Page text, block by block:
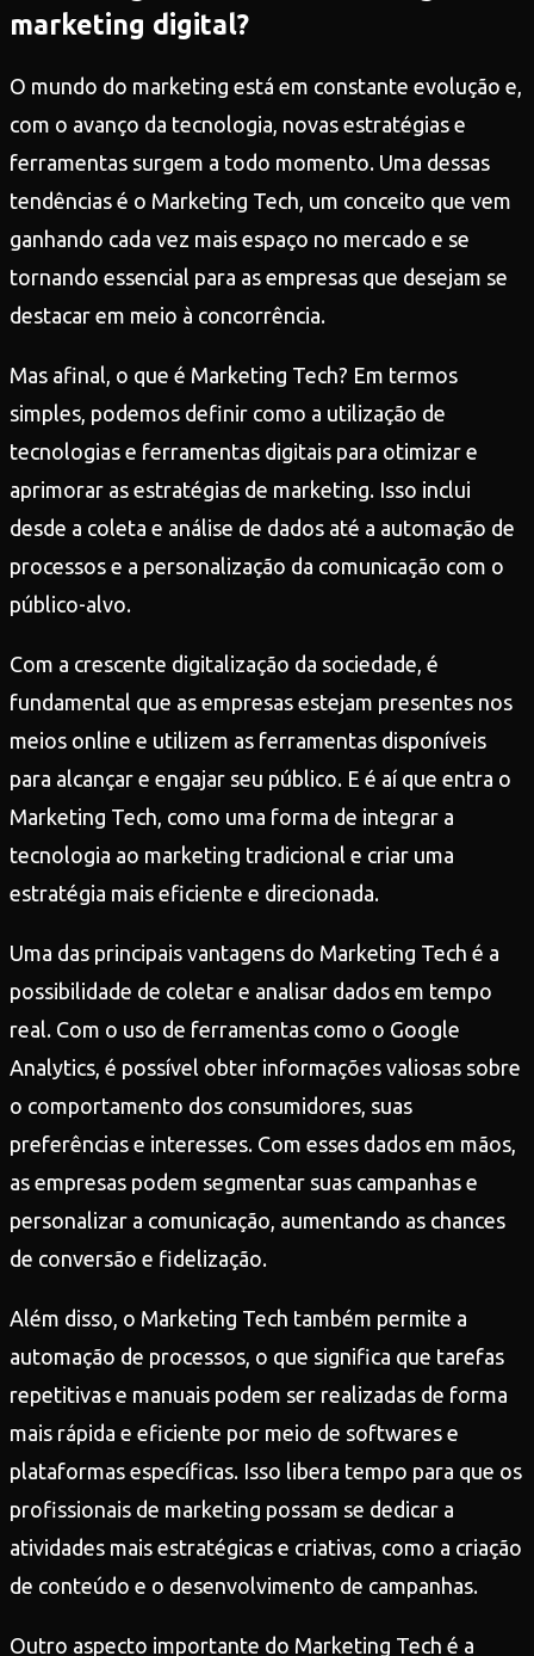
marketing digital?
O mundo do marketing está em constante evolução e,
com o avanço da tecnologia, novas estratégias e
ferramentas surgem a todo momento. Uma dessas
tendências é o Marketing Tech, um conceito que vem
ganhando cada vez mais espaço no mercado e se
tornando essencial para as empresas que desejam se
destacar em meio à concorrência.
Mas afinal, o que é Marketing Tech? Em termos
simples, podemos definir como a utilização de
tecnologias e ferramentas digitais para otimizar e
aprimorar as estratégias de marketing. Isso inclui
desde a coleta e análise de dados até a automação de
processos e a personalização da comunicação com o
público-alvo.
Com a crescente digitalização da sociedade, é
fundamental que as empresas estejam presentes nos
meios online e utilizem as ferramentas disponíveis
para alcançar e engajar seu público. E é aí que entra o
Marketing Tech, como uma forma de integrar a
tecnologia ao marketing tradicional e criar uma
estratégia mais eficiente e direcionada.
Uma das principais vantagens do Marketing Tech é a
possibilidade de coletar e analisar dados em tempo
real. Com o uso de ferramentas como o Google
Analytics, é possível obter informações valiosas sobre
o comportamento dos consumidores, suas
preferências e interesses. Com esses dados em mãos,
as empresas podem segmentar suas campanhas e
personalizar a comunicação, aumentando as chances
de conversão e fidelização.
Além disso, o Marketing Tech também permite a
automação de processos, o que significa que tarefas
repetitivas e manuais podem ser realizadas de forma
mais rápida e eficiente por meio de softwares e
plataformas específicas. Isso libera tempo para que os
profissionais de marketing possam se dedicar a
atividades mais estratégicas e criativas, como a criação
de conteúdo e o desenvolvimento de campanhas.
Outro aspecto importante do Marketing Tech é a